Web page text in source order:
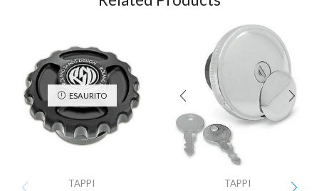
ESAURITO
TAPPI TAPPI